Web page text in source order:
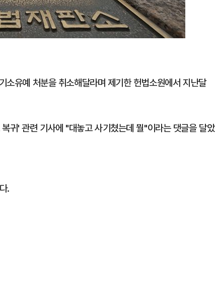
유예 처분을 취소해달라며 제기한 헌법소원에서 지난달
귀' 관련 기사에 "대놓고 사기쳤는데 뭘"이라는 댓글을 달았
.